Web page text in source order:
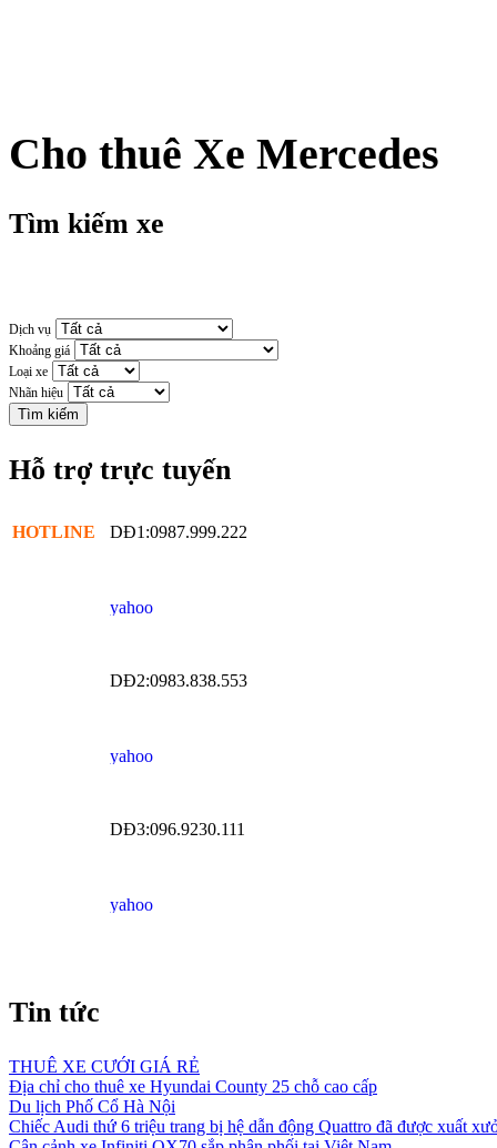
Cho thuê Xe Mercedes
Tìm kiếm xe
Dịch vụ
Khoảng giá
Loại xe
Nhãn hiệu
Hỗ trợ trực tuyến
HOTLINE DĐ1:0987.999.222
DĐ2:0983.838.553
DĐ3:096.9230.111
Tin tức
THUÊ XE CƯỚI GIÁ RẺ
Địa chỉ cho thuê xe Hyundai County 25 chỗ cao cấp
Du lịch Phố Cổ Hà Nội
Chiếc Audi thứ 6 triệu trang bị hệ dẫn động Quattro đã được xuất